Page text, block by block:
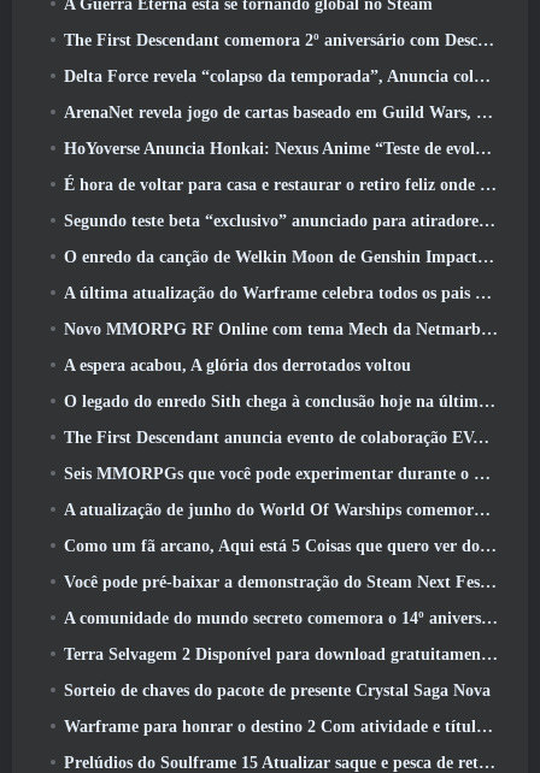
A Guerra Eterna está se tornando global no Steam
The First Descendant comemora 2º aniversário com Descendant Fest 2026 Fluxo
Delta Force revela “colapso da temporada”, Anuncia colaboração Rainbow Six Siege
ArenaNet revela jogo de cartas baseado em Guild Wars, Enevoado
HoYoverse Anuncia Honkai: Nexus Anime “Teste de evolução”
É hora de voltar para casa e restaurar o retiro feliz onde os ventos se encontram
Segundo teste beta “exclusivo” anunciado para atiradores de sobrevivência em equipe
O enredo da canção de Welkin Moon de Genshin Impact chega ao fim.. Na lua
A última atualização do Warframe celebra todos os pais do espaço
Novo MMORPG RF Online com tema Mech da Netmarble será lançado globalmente
A espera acabou, A glória dos derrotados voltou
O legado do enredo Sith chega à conclusão hoje na última atualização do SWTOR
The First Descendant anuncia evento de colaboração EVANGELION
Seis MMORPGs que você pode experimentar durante o Steam Next Fest
A atualização de junho do World Of Warships comemora o Dia da Independência dos EUA com uma nova campanha narrativa
Como um fã arcano, Aqui está 5 Coisas que quero ver do MMO Riot
Você pode pré-baixar a demonstração do Steam Next Fest de Embers Of The Uncrowned Tomorrow
A comunidade do mundo secreto comemora o 14º aniversário com um mistério que eles devem resolver juntos
Terra Selvagem 2 Disponível para download gratuitamente (E manter) Por tempo limitado
Sorteio de chaves do pacote de presente Crystal Saga Nova
Warframe para honrar o destino 2 Com atividade e título especiais no jogo
Prelúdios do Soulframe 15 Atualizar saque e pesca de retrabalhos